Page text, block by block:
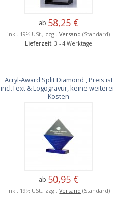
ab 58,25 €
inkl. 19% USt., zzgl.Versand (Standard)
Lieferzeit: 3 - 4 Werktage
Acryl-Award Split Diamond , Preis ist
incl.Text & Logogravur, keine
Kosten
ab 50,95 €
inkl. 19% USt., zzgl.Versand (Standard)